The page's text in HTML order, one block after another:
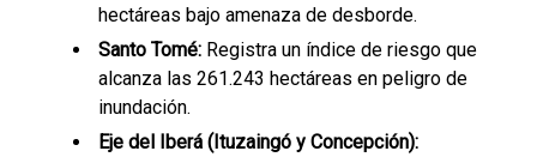
hectáreas bajo amenaza de desborde.
Santo Tomé: Registra un índice de riesgo que
alcanza las 261.243 hectáreas en peligro de
inundación.
Eje del Iberá (Ituzaingó y Concepción):